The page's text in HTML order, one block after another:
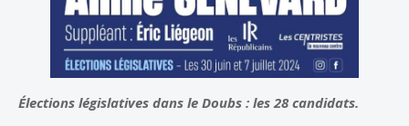
Élections législatives dans le Doubs : les 28 candidats.